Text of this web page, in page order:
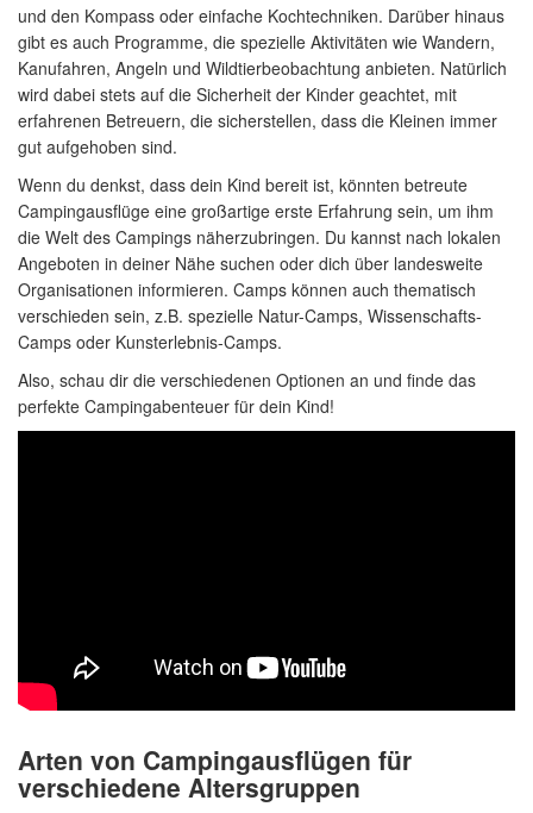
und den Kompass oder einfache Kochtechniken. Darüber hinaus
gibt es auch Programme, die spezielle Aktivitäten wie Wandern,
Kanufahren, Angeln und Wildtierbeobachtung anbieten. Natürlich
wird dabei stets auf die Sicherheit der Kinder geachtet, mit
erfahrenen Betreuern, die sicherstellen, dass die Kleinen immer
gut aufgehoben sind.
Wenn du denkst, dass dein Kind bereit ist, könnten betreute
Campingausflüge eine großartige erste Erfahrung sein, um ihm
die Welt des Campings näherzubringen. Du kannst nach lokalen
Angeboten in deiner Nähe suchen oder dich über landesweite
Organisationen informieren. Camps können auch thematisch
verschieden sein, z.B. spezielle Natur-Camps, Wissenschafts-
Camps oder Kunsterlebnis-Camps.
Also, schau dir die verschiedenen Optionen an und finde das
perfekte Campingabenteuer für dein Kind!
Arten von Campingausflügen für
verschiedene Altersgruppen